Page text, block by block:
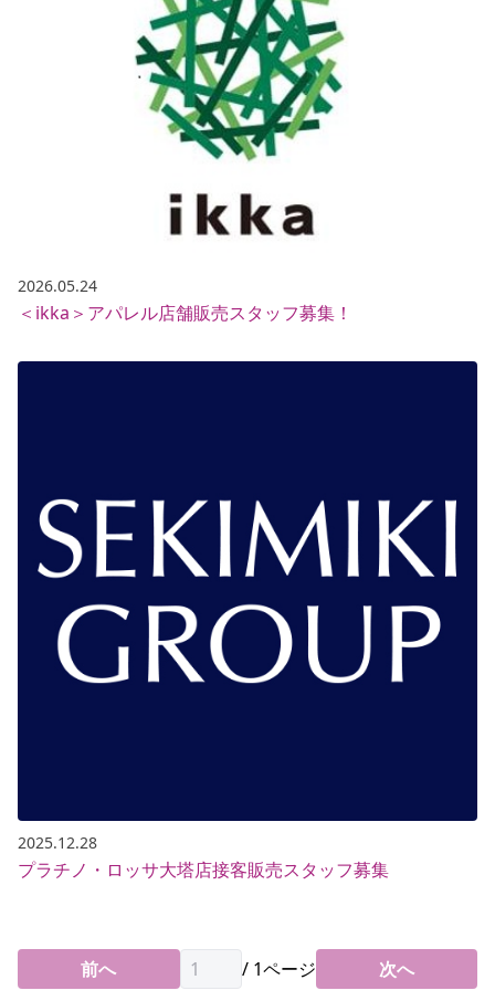
2026.05.24
＜ikka＞アパレル店舗販売スタッフ募集！
2025.12.28
プラチノ・ロッサ大塔店接客販売スタッフ募集
前へ / 1ページ 次へ